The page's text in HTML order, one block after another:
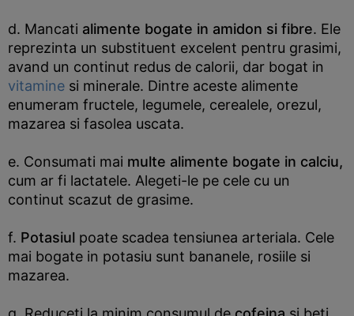
d. Mancati alimente bogate in amidon si fibre. Ele
reprezinta un substituent excelent pentru grasimi,
avand un continut redus de calorii, dar bogat in
vitamine si minerale. Dintre aceste alimente
enumeram fructele, legumele, cerealele, orezul,
mazarea si fasolea uscata.
e. Consumati mai multe alimente bogate in calciu,
cum ar fi lactatele. Alegeti-le pe cele cu un
continut scazut de grasime.
f. Potasiul poate scadea tensiunea arteriala. Cele
mai bogate in potasiu sunt bananele, rosiile si
mazarea.